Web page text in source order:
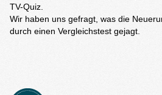
TV-Quiz.
Wir haben uns gefragt, was die
durch einen Vergleichstest gejagt.